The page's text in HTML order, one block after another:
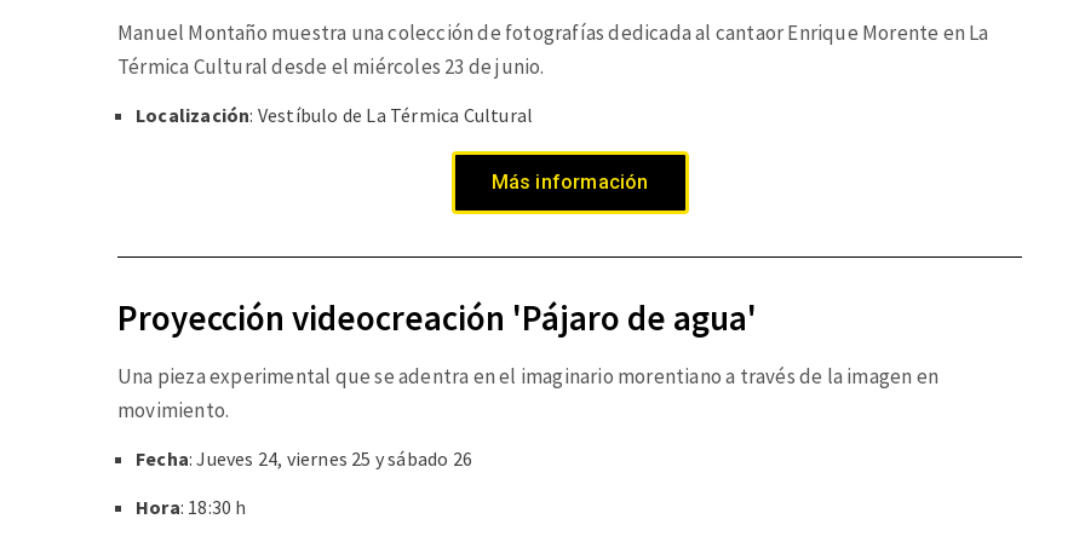
Manuel Montaño muestra una colección de fotografías dedicada al cantaor Enrique Morente en La
Térmica Cultural desde el miércoles 23 de junio.
Localización: Vestíbulo de La Térmica Cultural
Más información
Proyección videocreación 'Pájaro de agua'
Una pieza experimental que seadentra en el imaginario morentiano a través de la imagen en
movimiento.
Fecha: Jueves 24, viernes 25 y sábado 26
Hora: 18:30 h